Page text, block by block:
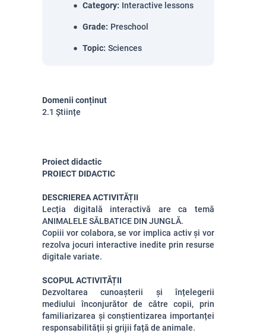
Category: Interactive lessons
Grade: Preschool
Topic: Sciences
Domenii conținut
2.1 Științe
Proiect didactic
PROIECT DIDACTIC
DESCRIEREA ACTIVITĂȚII
Lecția digitală interactivă are ca temă
ANIMALELE SĂLBATICE DIN JUNGLĂ.
Copiii vor colabora, se vor implica activ și vor
rezolva jocuri interactive inedite prin resurse
digitale variate.
SCOPUL ACTIVITĂȚII
Dezvoltarea cunoașterii și înțelegerii
mediului înconjurător de către copii, prin
familiarizarea și conștientizarea importanței
responsabilității și grijii față de animale.